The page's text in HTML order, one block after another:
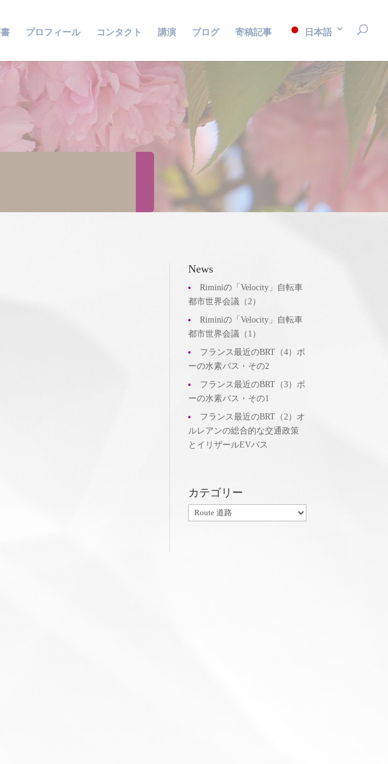
プロフィール コンタクト 講演 ブログ 寄稿記事 日本語
News
Riminiの「Velocity」自転車
都市世界会議（2）
Riminiの「Velocity」自転車
都市世界会議（1）
フランス最近のBRT（4）ポ
ーの水素バス・その2
フランス最近のBRT（3）ポ
ーの水素バス・その1
フランス最近のBRT（2）オ
ルレアンの総合的な交通政策
とイリザールEVバス
カテゴリー
カ